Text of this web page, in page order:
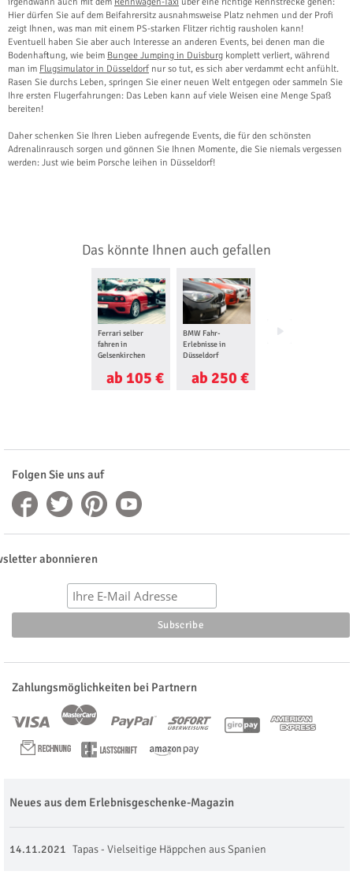
Hier dürfen Sie auf dem Beifahrersitz ausnahmsweise Platz nehmen und der Profi
zeigt Ihnen, was man mit einem PS-starken Flitzer richtig rausholen kann!
Eventuell haben Sie aber auch Interesse an anderen Events, bei denen man die
Bodenhaftung, wie beim Bungee Jumping in Duisburg komplett verliert, während
man im Flugsimulator in Düsseldorf nur so tut, es sich aber verdammt echt anfühlt.
Rasen Sie durchs Leben, springen Sie einer neuen Welt entgegen oder sammeln Sie
Ihre ersten Flugerfahrungen: Das Leben kann auf viele Weisen eine Menge Spaß
bereiten!
Daher schenken Sie Ihren Lieben aufregende Events, die für den schönsten
Adrenalinrausch sorgen und gönnen Sie Ihnen Momente, die Sie niemals vergessen
werden: Just wie beim Porsche leihen in Düsseldorf!
Das könnte Ihnen auch gefallen
Ferrari selber
fahren in
Gelsenkirchen
ab 105 €
BMW Fahr-
Erlebnisse in
Düsseldorf
ab 250 €
Lamborghini selber
Folgen Sie uns auf
abonnieren
Zahlungsmöglichkeiten bei Partnern
Neues aus dem Erlebnisgeschenke-Magazin
14.11.2021 Tapas - Vielseitige Häppchen aus Spanien